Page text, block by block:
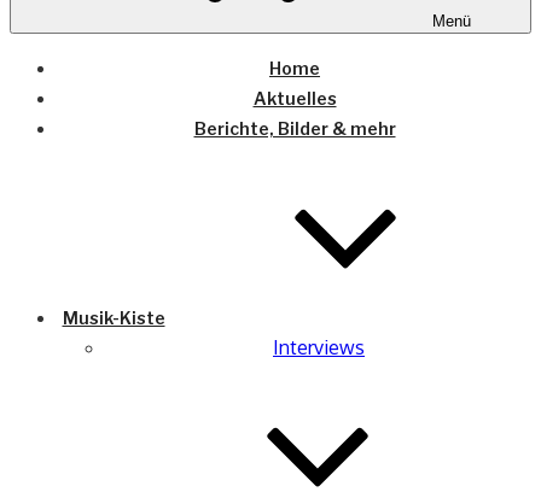
Menü
Home
Aktuelles
Berichte, Bilder & mehr
Musik-Kiste
Interviews